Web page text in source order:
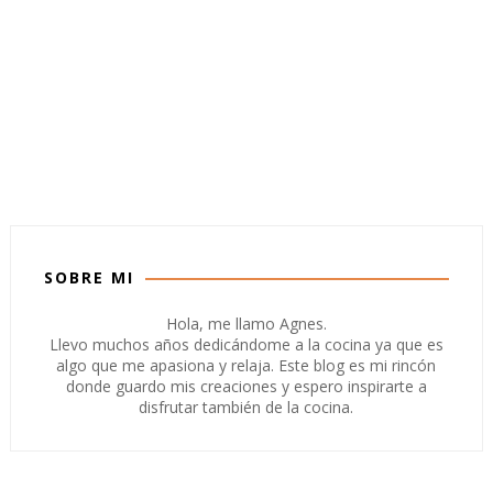
SOBRE MI
Hola, me llamo Agnes.
Llevo muchos años dedicándome a la cocina ya que es
algo que me apasiona y relaja. Este blog es mi rincón
donde guardo mis creaciones y espero inspirarte a
disfrutar también de la cocina.